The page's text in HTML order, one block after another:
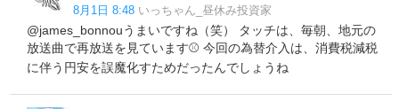
8月1日 8:48 いっちゃん_昼休み投資家
@james_bonnouうまいですね（笑） タッチは、毎朝、地元の
放送曲で再放送を見ています⚾️ 今回の為替介入は、消費税減税
に伴う円安を誤魔化すためだったんでしょうね